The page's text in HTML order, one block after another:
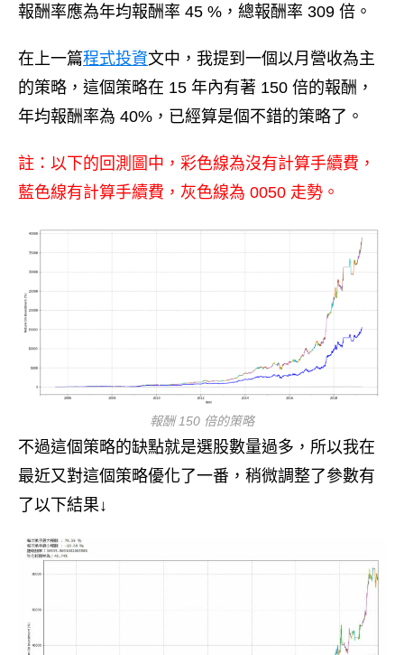
報酬率應為年均報酬率 45 %，總報酬率 309 倍。
在上一篇程式投資文中，我提到一個以月營收為主
的策略，這個策略在 15 年內有著 150 倍的報酬，
年均報酬率為 40%，已經算是個不錯的策略了。
註：以下的回測圖中，彩色線為沒有計算手續費，
藍色線有計算手續費，灰色線為 0050 走勢。
報酬 150 倍的策略
不過這個策略的缺點就是選股數量過多，所以我在
最近又對這個策略優化了一番，稍微調整了參數有
了以下結果↓